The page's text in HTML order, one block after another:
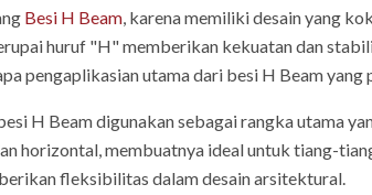
Besi H Beam, karena memiliki desain yang
huruf "H" memberikan kekuatan dan
pengaplikasian utama dari besi H Beam yang
H Beam digunakan sebagai rangka utama
horizontal, membuatnya ideal untuk tiang-
fleksibilitas dalam desain arsitektural.